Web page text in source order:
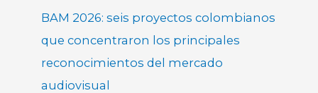
BAM 2026: seis proyectos colombianos
que concentraron los principales
reconocimientos del mercado
audiovisual